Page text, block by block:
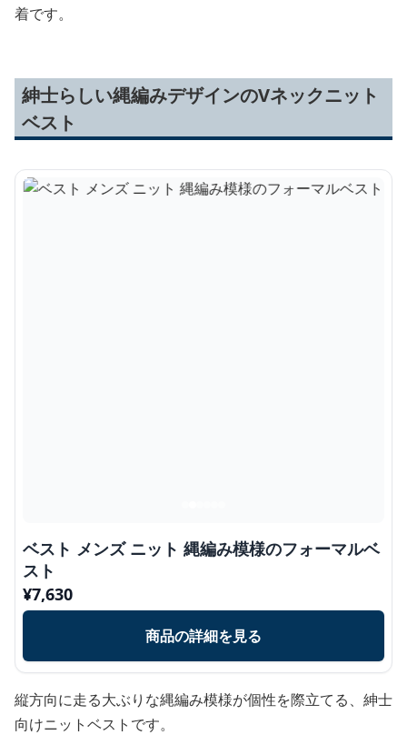
着です。
紳士らしい縄編みデザインのVネックニット
ベスト
ベスト メンズ ニット 縄編み模様のフォーマルベ
スト
¥7,630
商品の詳細を見る
縦方向に走る大ぶりな縄編み模様が個性を際立てる、紳士
向けニットベストです。